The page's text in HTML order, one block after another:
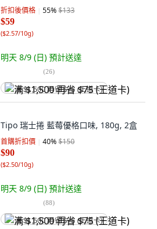
折扣後價格 55%$133
$59
($2.57/10g)
明天 8/9 (日) 預計送達
(26)
满 $1,500 再省 $75 (王道卡)
Tipo 瑞士捲 藍莓優格口味, 180g, 2盒
首購折扣價 40%$150
$90
($2.50/10g)
明天 8/9 (日) 預計送達
(88)
满 $1,500 再省 $75 (王道卡)